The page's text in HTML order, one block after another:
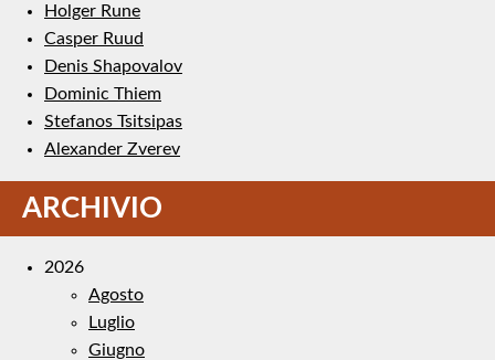
Holger Rune
Casper Ruud
Denis Shapovalov
Dominic Thiem
Stefanos Tsitsipas
Alexander Zverev
ARCHIVIO
2026
Agosto
Luglio
Giugno